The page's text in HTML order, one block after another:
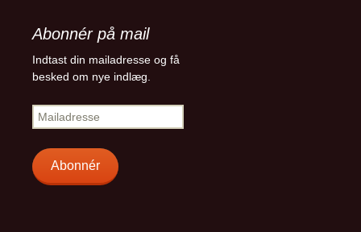
Abonnér på mail
Indtast din mailadresse og få
besked om nye indlæg.
Mailadresse
Abonnér